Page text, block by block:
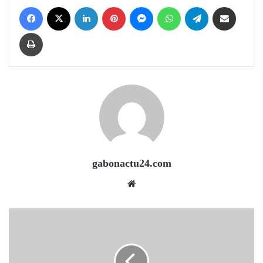
Facebook LinkedIn Pinterest Messenger WhatsApp Telegram
Print
gabonactu24.com